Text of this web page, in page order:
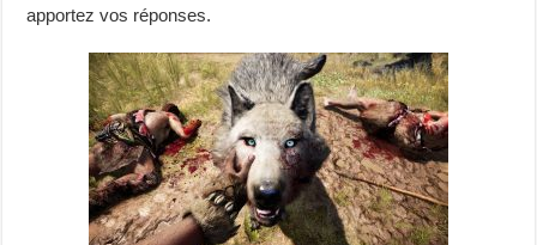
apportez vos réponses.